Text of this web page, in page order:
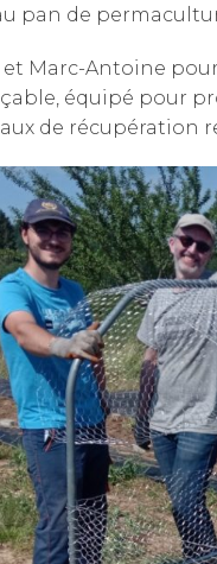
pan de
et Marc-Antoine
équipé pour
de récupération